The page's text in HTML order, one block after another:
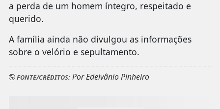
a perda de um homem íntegro, respeitado e
querido.
A família ainda não divulgou as informações
sobre o velório e sepultamento.
FONTE/CRÉDITOS:Por Edelvânio Pinheiro